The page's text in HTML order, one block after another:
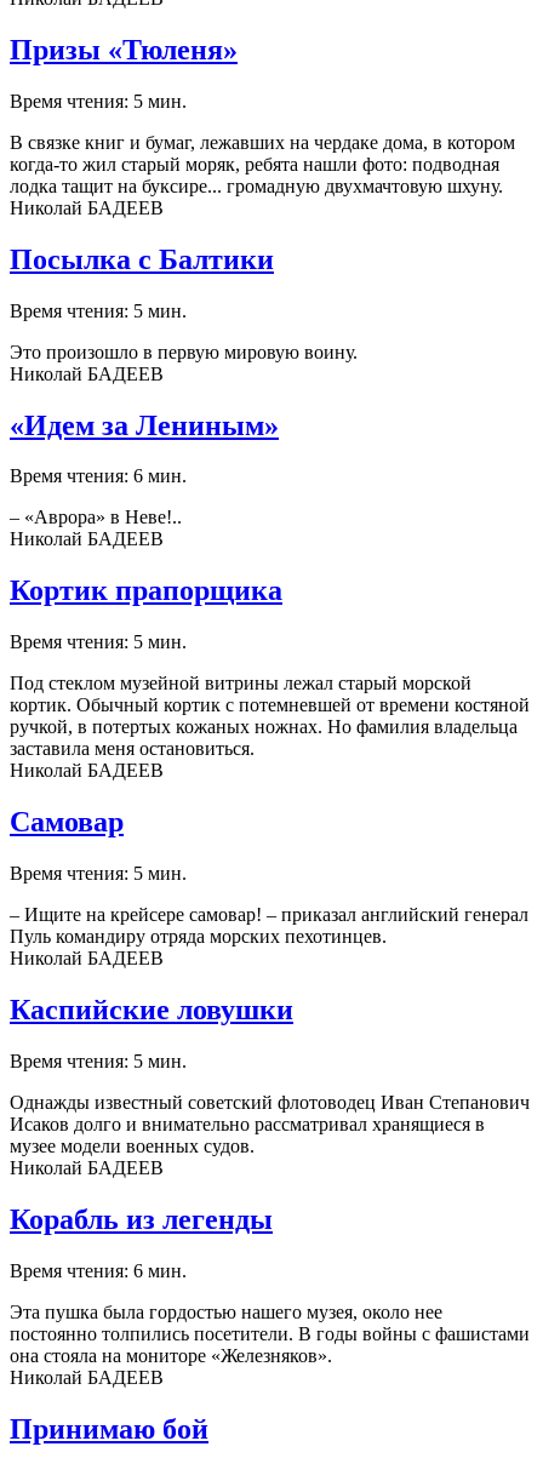
Призы «Тюленя»
Время чтения: 5 мин.
В связке книг и бумаг, лежавших на чердаке дома, в котором
когда-то жил старый моряк, ребята нашли фото: подводная
лодка тащит на буксире... громадную двухмачтовую шхуну.
Николай БАДЕЕВ
Посылка с Балтики
Время чтения: 5 мин.
Это произошло в первую мировую воину.
Николай БАДЕЕВ
«Идем за Лениным»
Время чтения: 6 мин.
– «Аврора» в Неве!..
Николай БАДЕЕВ
Кортик прапорщика
Время чтения: 5 мин.
Под стеклом музейной витрины лежал старый морской
кортик. Обычный кортик с потемневшей от времени костяной
ручкой, в потертых кожаных ножнах. Но фамилия владельца
заставила меня остановиться.
Николай БАДЕЕВ
Самовар
Время чтения: 5 мин.
– Ищите на крейсере самовар! – приказал английский генерал
Пуль командиру отряда морских пехотинцев.
Николай БАДЕЕВ
Каспийские ловушки
Время чтения: 5 мин.
Однажды известный советский флотоводец Иван Степанович
Исаков долго и внимательно рассматривал хранящиеся в
музее модели военных судов.
Николай БАДЕЕВ
Корабль из легенды
Время чтения: 6 мин.
Эта пушка была гордостью нашего музея, около нее
постоянно толпились посетители. В годы войны с фашистами
она стояла на мониторе «Железняков».
Николай БАДЕЕВ
Принимаю бой